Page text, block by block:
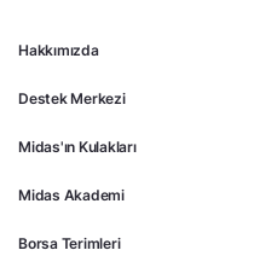
Hakkımızda
Destek Merkezi
Midas'ın Kulakları
Midas Akademi
Borsa Terimleri